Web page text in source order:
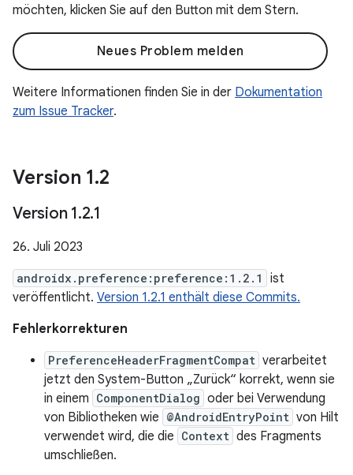
möchten, klicken Sie auf den Button mit dem Stern.
Neues Problem melden
Weitere Informationen finden Sie in der Dokumentation
zum Issue Tracker.
Version 1.2
Version 1.2.1
26. Juli 2023
androidx.preference:preference:1.2.1
ist
veröffentlicht. Version 1.2.1 enthält diese Commits.
Fehlerkorrekturen
PreferenceHeaderFragmentCompat verarbeitet
jetzt den System-Button „Zurück“ korrekt, wenn sie
in einem ComponentDialog oder bei Verwendung
von Bibliotheken wie @AndroidEntryPoint von Hilt
verwendet wird, die die Context des Fragments
umschließen.